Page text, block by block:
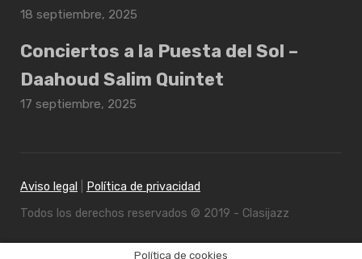
18 septiembre, 2025
Conciertos a la Puesta del Sol –
Daahoud Salim Quintet
17 septiembre, 2025
Aviso legal
Política de privacidad
Todos los derechos reservados © 2019 - Clasijazz
Política de cookies